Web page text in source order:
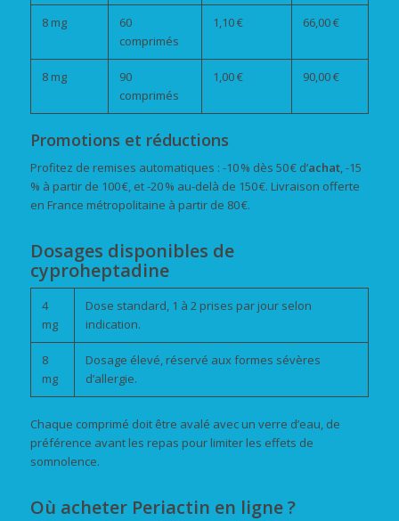
8 mg
60
comprimés
1,10 € 66,00 €
8 mg
90
comprimés
1,00 € 90,00 €
Promotions et réductions
Profitez de remises automatiques : -10 % dès 50 € d’achat, -15
% à partir de 100 €, et -20 % au-delà de 150 €. Livraison offerte
en France métropolitaine à partir de 80 €.
Dosages disponibles de
cyproheptadine
4
mg
Dose standard, 1 à 2 prises par jour selon
indication.
8
mg
Dosage élevé, réservé aux formes sévères
d’allergie.
Chaque comprimé doit être avalé avec un verre d’eau, de
préférence avant les repas pour limiter les effets de
somnolence.
Où acheter Periactin en ligne ?